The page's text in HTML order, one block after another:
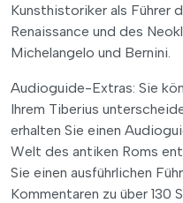
Kunsthistoriker als Führer
Renaissance und des
Michelangelo und Bernini.
Audioguide-Extras: Sie
Ihrem Tiberius
erhalten Sie einen
Welt des antiken Roms
Sie einen ausführlichen
Kommentaren zu über 130